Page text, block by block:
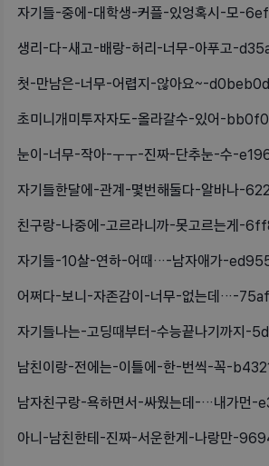
자기들-중에-대학생-커플-있엉혹시-모-
생리-다-새고-배랑-허리-너무-아푸고-
첫-만남은-너무-어렵지-않아요~-
초미니개미투자자도-올라갈수-있어-
눈이-너무-작아-ㅜㅜ-진짜-단추눈-수-
자기들한달에-관계-몇번해둘다-알바나-
친구랑-나중에-고르라니까-못고르는게-
자기들-10살-연하-어때…-남자애가-
어쩌다-보니-자존감이-너무-없는데…-
자기들나는-고딩때부터-수능끝나기까지-
남친이랑-전에는-이틀에-한-번씩-꼭-
남자친구랑-욕하면서-싸웠는데-…내가먼-
아니-남친한테-진짜-서운한게-나랑만-